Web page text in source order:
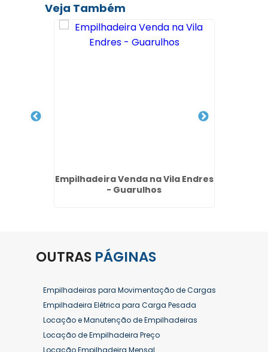
Veja Também
Empilhadeira Venda na Vila Endres
- Guarulhos
OUTRAS PÁGINAS
Empilhadeiras para Movimentação de Cargas
Empilhadeira Elétrica para Carga Pesada
Locação e Manutenção de Empilhadeiras
Locação de Empilhadeira Preço
Locação Empilhadeira Mensal